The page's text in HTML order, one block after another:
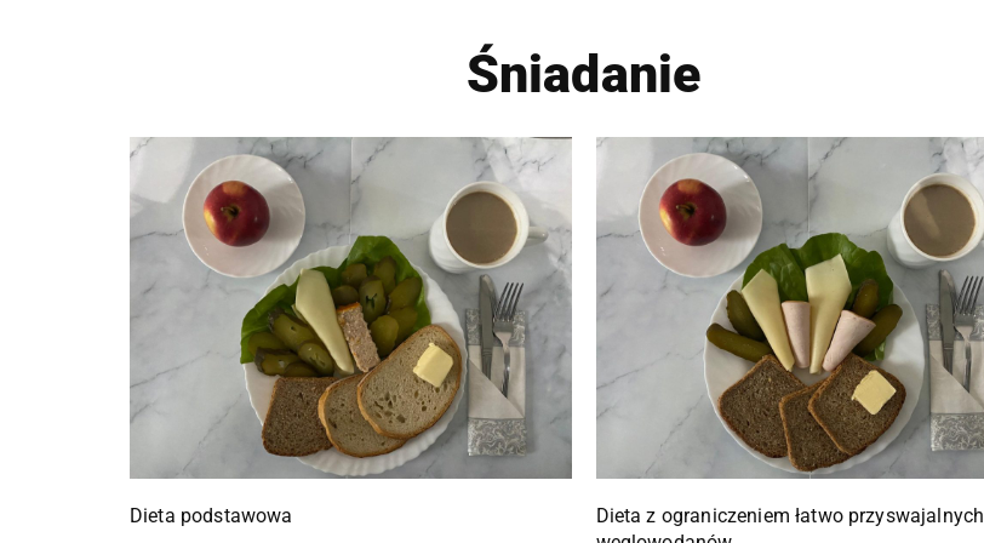
Śniadanie
Dieta podstawowa
Dieta z ograniczeniem łatwo przyswajalnych